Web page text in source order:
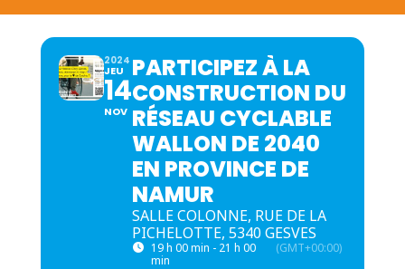
2024
JEU
14
NOV
PARTICIPEZ À LA
CONSTRUCTION DU
RÉSEAU CYCLABLE
WALLON DE 2040
EN PROVINCE DE
NAMUR
SALLE COLONNE, RUE DE LA
PICHELOTTE, 5340 GESVES
19 h 00 min - 21 h 00
min
(GMT+00:00)